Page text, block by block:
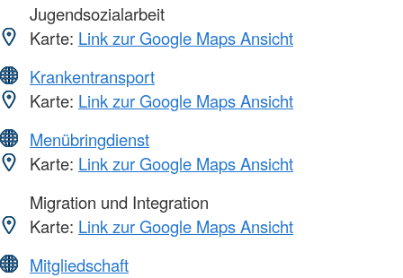
Jugendsozialarbeit
Karte: Link zur Google Maps Ansicht
Krankentransport
Karte: Link zur Google Maps Ansicht
Menübringdienst
Karte: Link zur Google Maps Ansicht
Migration und Integration
Karte: Link zur Google Maps Ansicht
Mitgliedschaft